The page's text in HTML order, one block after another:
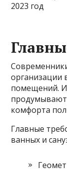
организации
помещений.
продумывают
комфорта
Главные
ванных и